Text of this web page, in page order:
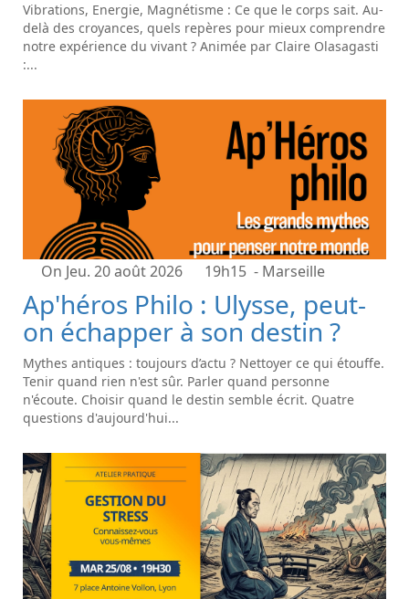
Vibrations, Energie, Magnétisme : Ce que le corps sait. Au-
delà des croyances, quels repères pour mieux comprendre
notre expérience du vivant ? Animée par Claire Olasagasti
:...
On Jeu. 20 août 2026 19h15 - Marseille
Ap'héros Philo : Ulysse, peut-
on échapper à son destin ?
Mythes antiques : toujours d’actu ? Nettoyer ce qui étouffe.
Tenir quand rien n'est sûr. Parler quand personne
n'écoute. Choisir quand le destin semble écrit. Quatre
questions d'aujourd'hui...